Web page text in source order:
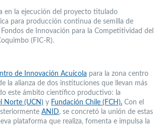
en la ejecución del proyecto titulado
para producción continua de semilla de
de Innovación para la Competitividad del
(FIC-R).
de Innovación Acuícola para la zona centro
la alianza de dos instituciones que llevan más
este ámbito científico productivo: la
Norte (UCN) y Fundación Chile (FCH). Con el
ANID, se concretó la unión de estas
plataforma que realiza, fomenta e impulsa la